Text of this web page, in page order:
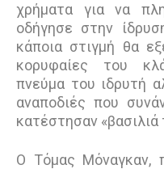
χρήµατα για να
οδήγησε στην
κάποια στιγµή θα
κορυφαίες του
πνεύµα του ιδρυτή
αναποδιές που
κατέστησαν «βασιλιά
Ο Τόµας Μόναγκαν,